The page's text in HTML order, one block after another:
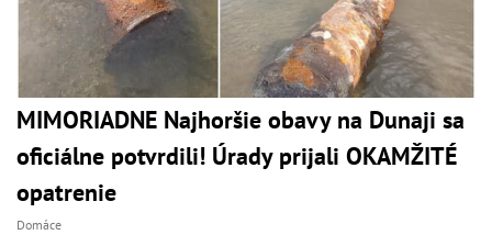
MIMORIADNE Najhoršie obavy na Dunaji sa
oficiálne potvrdili! Úrady prijali OKAMŽITÉ
opatrenie
Domáce